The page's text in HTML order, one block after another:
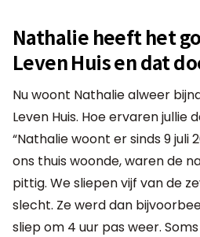
Nathalie heeft het
Leven Huis en dat
Nu woont Nathalie alweer
Leven Huis. Hoe ervaren jullie
“Nathalie woont er sinds 9 juli
ons thuis woonde, waren de
pittig. We sliepen vijf van de
slecht. Ze werd dan
sliep om 4 uur pas weer.